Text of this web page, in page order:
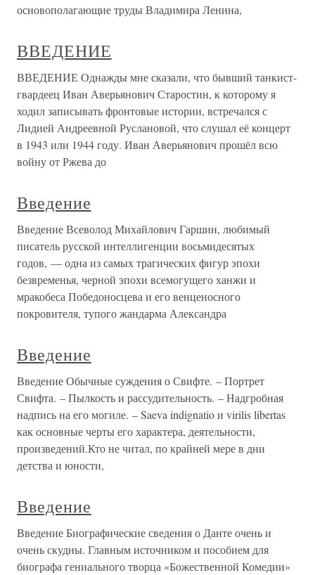
основополагающие труды Владимира Ленина,
ВВЕДЕНИЕ
ВВЕДЕНИЕ Однажды мне сказали, что бывший танкист-
гвардеец Иван Аверьянович Старостин, к которому я
ходил записывать фронтовые истории, встречался с
Лидией Андреевной Руслановой, что слушал её концерт
в 1943 или 1944 году. Иван Аверьянович прошёл всю
войну от Ржева до
Введение
Введение Всеволод Михайлович Гаршин, любимый
писатель русской интеллигенции восьмидесятых
годов, — одна из самых трагических фигур эпохи
безвременья, черной эпохи всемогущего ханжи и
мракобеса Победоносцева и его венценосного
покровителя, тупого жандарма Александра
Введение
Введение Обычные суждения о Свифте. – Портрет
Свифта. – Пылкость и рассудительность. – Надгробная
надпись на его могиле. – Saeva indignatio и virilis libertas
как основные черты его характера, деятельности,
произведений.Кто не читал, по крайней мере в дни
детства и юности,
Введение
Введение Биографические сведения о Данте очень и
очень скудны. Главным источником и пособием для
биографа гениального творца «Божественной Комедии»